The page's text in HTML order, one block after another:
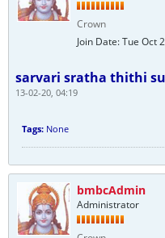
Crown
Join Date:Tue Oct
sarvari sratha thithi
13-02-20, 04:19
Tags: None
bmbcAdmin
Administrator